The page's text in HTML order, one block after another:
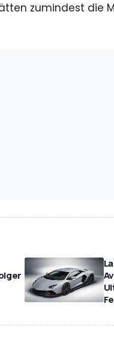
zumindest die